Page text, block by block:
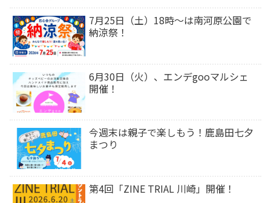
7月25日（土）18時〜は南河原公園で
納涼祭！
6月30日（火）、エンデgooマルシェ
開催！
今週末は⁡親子で楽しもう！鹿島田七夕
まつり
第4回「ZINE TRIAL 川崎」開催！